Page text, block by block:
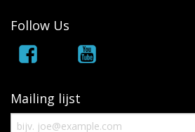
Follow Us
Mailing lijst